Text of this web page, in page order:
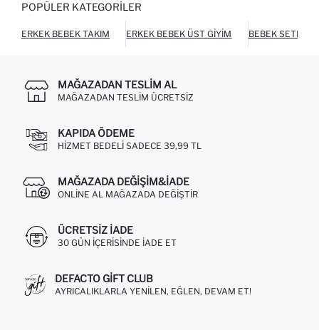
POPÜLER KATEGORILER
ERKEK BEBEK TAKIM ERKEK BEBEK ÜST GIYIM BEBEK SETLER
MAĞAZADAN TESLIM AL
MAĞAZADAN TESLIM ÜCRETSIZ
KAPIDA ÖDEME
HIZMET BEDELI SADECE 39,99 TL
MAĞAZADA DEĞIŞIM&İADE
ONLINE AL MAĞAZADA DEĞIŞTIR
ÜCRETSIZ IADE
30 GÜN IÇERISINDE IADE ET
DEFACTO GIFT CLUB
AYRICALIKLARLA YENILEN, EĞLEN, DEVAM ET!